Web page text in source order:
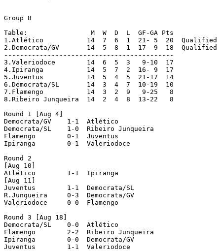
Group B
Table:                M  W  D  L  GF-GA Pts
1.Atlético 	     14  7  6  1  21- 5  20  Qualified
2.Democrata/GV	     14  5  8  1  17- 9  18  Qualified
-------------------------------------------
3.Valeriodoce 	     14  6  5  3   9-10  17
4.Ipiranga 	     14  5  7  2  16- 9  17
5.Juventus 	     14  5  4  5  21-17  14
6.Democrata/SL	     14  3  4  7  10-19  10
7.Flamengo	     14  3  2  9   9-25   8
8.Ribeiro Junqueira  14  2  4  8  13-22   8
Round 1 [Aug 4]
Democrata/GV  	1-1  Atlético
Democrata/SL  	1-0  Ribeiro Junqueira
Flamengo  	0-1  Juventus
Ipiranga  	0-1  Valeriodoce
Round 2
[Aug 10]
Atlético  	1-1  Ipiranga
[Aug 11]
Juventus  	1-1  Democrata/SL
R.Junqueira  	0-3  Democrata/GV
Valeriodoce  	0-0  Flamengo
Round 3 [Aug 18]
Democrata/SL  	0-0  Atlético
Flamengo  	2-2  Ribeiro Junqueira
Ipiranga  	0-0  Democrata/GV
Juventus  	1-1  Valeriodoce